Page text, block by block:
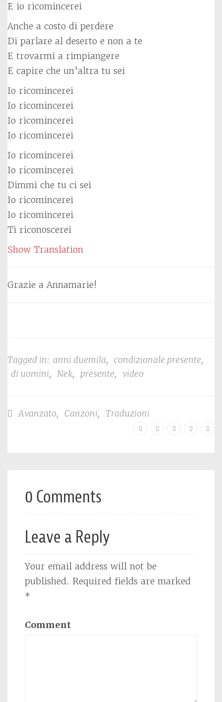
E io ricomincerei
Anche a costo di perdere
Di parlare al deserto e non a te
E trovarmi a rimpiangere
E capire che un’altra tu sei
Io ricomincerei
Io ricomincerei
Io ricomincerei
Io ricomincerei
Io ricomincerei
Io ricomincerei
Dimmi che tu ci sei
Io ricomincerei
Io ricomincerei
Ti riconoscerei
Show Translation
Grazie a Annamarie!
Tagged in: anni duemila, condizionale presente,
di uomini, Nek, presente, video
Avanzato, Canzoni, Traduzioni
0 Comments
Leave a Reply
Your email address will not be
published. Required fields are marked
*
Comment